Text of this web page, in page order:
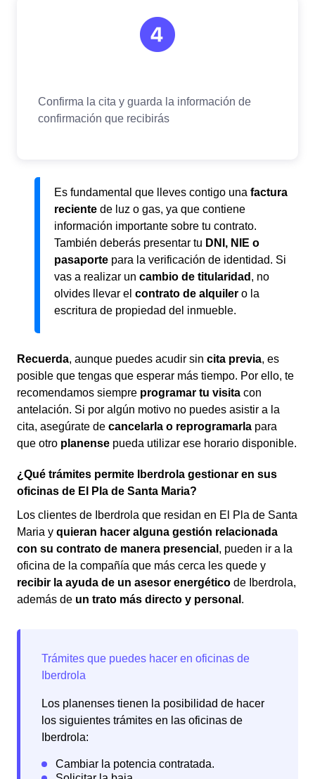
Es fundamental que lleves contigo una factura
reciente de luz o gas, ya que contiene
información importante sobre tu contrato.
También deberás presentar tu DNI, NIE o
pasaporte para la verificación de identidad. Si
vas a realizar un cambio de titularidad , no
olvides llevar el contrato de alquiler o la
escritura de propiedad del inmueble.
Recuerda, aunque puedes acudir sin cita previa, es
posible que tengas que esperar más tiempo. Por ello, te
recomendamos siempre programar tu visita con
antelación. Si por algún motivo no puedes asistir a la
cita, asegúrate de cancelarla o reprogramarla para
que otro planense pueda utilizar ese horario disponible.
¿Qué trámites permite Iberdrola gestionar en sus
oficinas de El Pla de Santa Maria?
Los clientes de Iberdrola que residan en El Pla de Santa
Maria y quieran hacer alguna gestión relacionada
con su contrato de manera presencial , pueden ir a la
oficina de la compañía que más cerca les quede y
recibir la ayuda de un asesor energético de Iberdrola,
además de un trato más directo y personal .
Los planenses tienen la posibilidad de hacer
los siguientes trámites en las oficinas de
Iberdrola: